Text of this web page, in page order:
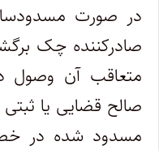
در صورت
صادرکننده چک
متعاقب آن وصول
صالح قضایی یا
مسدود شده در